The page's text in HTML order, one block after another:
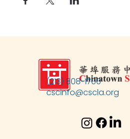
(213) 808-1700
cscinfo@cscla.org